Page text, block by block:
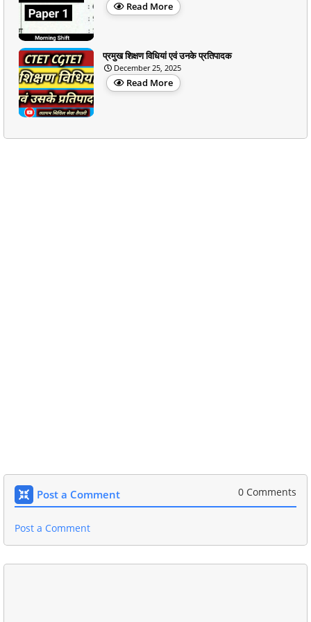
Read More
प्रमुख शिक्षण विधियां एवं उनके प्रतिपादक
December 25, 2025
Read More
Post a Comment 0 Comments
Post a Comment